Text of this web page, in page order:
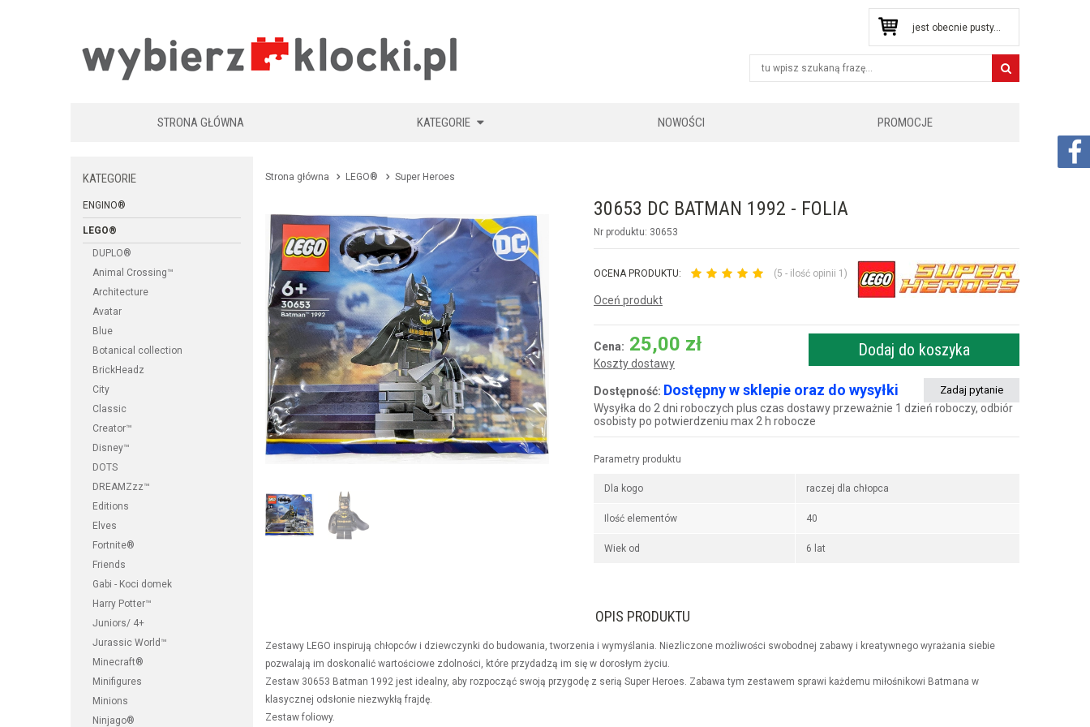
jest obecnie pusty...
STRONA GŁÓWNA KATEGORIE NOWOŚCI PROMOCJE
KATEGORIE
ENGINO®
LEGO®
DUPLO®
Animal Crossing™
Architecture
Avatar
Blue
Botanical collection
BrickHeadz
City
Classic
Creator™
Disney™
DOTS
DREAMZzz™
Editions
Elves
Fortnite®
Friends
Gabi - Koci domek
Harry Potter™
Juniors/ 4+
Jurassic World™
Minecraft®
Minifigures
Minions
Ninjago®
Strona główna LEGO® Super Heroes
30653 DC BATMAN 1992 - FOLIA
Nr produktu: 30653
OCENA PRODUKTU: (5 - ilość opinii 1)
Oceń produkt
Cena: 25,00 zł
Koszty dostawy
Dodaj do koszyka
Zadaj pytanie
Dostępność: Dostępny w sklepie oraz do wysyłki
Wysyłka do 2 dni roboczych plus czas dostawy przeważnie 1 dzień roboczy, odbiór
osobisty po potwierdzeniu max 2 h robocze
Parametry produktu
Dla kogo raczej dla chłopca
Ilość elementów 40
Wiek od 6 lat
OPIS PRODUKTU
Zestawy LEGO inspirują chłopców i dziewczynki do budowania, tworzenia i wymyślania. Niezliczone możliwości swobodnej zabawy i kreatywnego wyrażania siebie
pozwalają im doskonalić wartościowe zdolności, które przydadzą im się w dorosłym życiu.
Zestaw 30653 Batman 1992 jest idealny, aby rozpocząć swoją przygodę z serią Super Heroes. Zabawa tym zestawem sprawi każdemu miłośnikowi Batmana w
klasycznej odsłonie niezwykłą frajdę.
Zestaw foliowy.